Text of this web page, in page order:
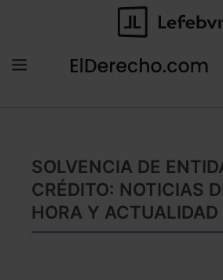
SOLVENCIA DE
CRÉDITO: NOTICIAS
HORA Y ACTUALIDAD